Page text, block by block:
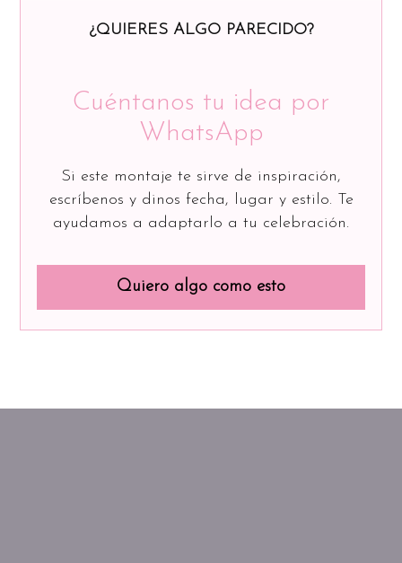
¿QUIERES ALGO PARECIDO?
Cuéntanos tu idea por
WhatsApp
Si este montaje te sirve de inspiración,
escríbenos y dinos fecha, lugar y estilo. Te
ayudamos a adaptarlo a tu celebración.
Quiero algo como esto